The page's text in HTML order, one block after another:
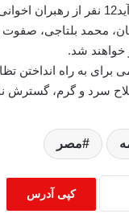
در جلسه امروز دادگاه که دومین جلسه محاکمه
محمد بلتاجی،
خواهند شد.
برای به راه انداختن
سرد و گرم، گسترش
مصر
کپی آدرس